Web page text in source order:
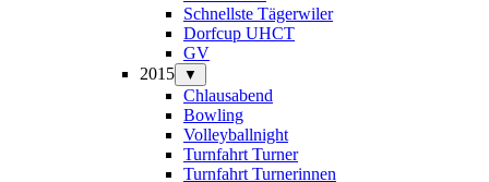
Schnellste Tägerwiler
Dorfcup UHCT
GV
2015
▼
Chlausabend
Bowling
Volleyballnight
Turnfahrt Turner
Turnfahrt Turnerinnen